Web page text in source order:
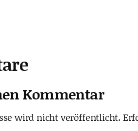
Kommentar
wird nicht veröffentlicht.